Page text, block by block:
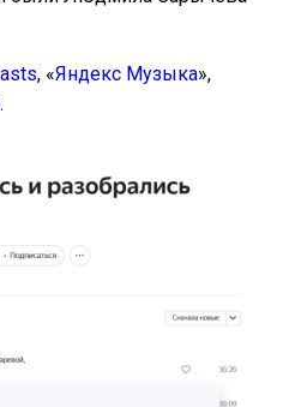
, «Яндекс Музыка»,
.